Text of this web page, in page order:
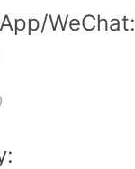
WeChat: